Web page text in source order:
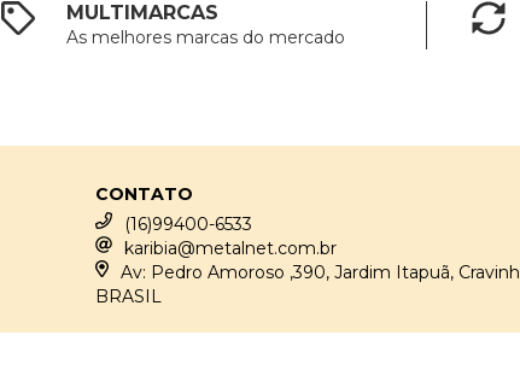
MULTIMARCAS
As melhores marcas do mercado
CONTATO
(16)99400-6533
karibia@metalnet.com.br
Av: Pedro Amoroso ,390, Jardim Itapuã,
BRASIL